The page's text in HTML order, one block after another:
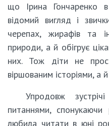
що Ірина Гончаренко
відомий вигляд і
черепах, жирафів та
природи, а й обігрує
них. Тож діти не
віршованим історіями, а
Упродовж
питаннями,
любила читати в юні